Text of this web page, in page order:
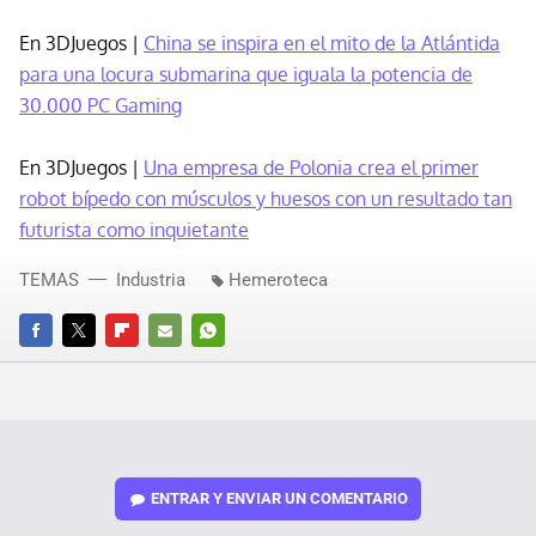
En 3DJuegos | China se inspira en el mito de la Atlántida
para una locura submarina que iguala la potencia de
30.000 PC Gaming
En 3DJuegos | Una empresa de Polonia crea el primer
robot bípedo con músculos y huesos con un resultado tan
futurista como inquietante
FACEBOOKTWITTERFLIPBOARD
E-
WHATSAPP
TEMAS Industria Hemeroteca
ENTRAR Y ENVIAR UN COMENTARIO